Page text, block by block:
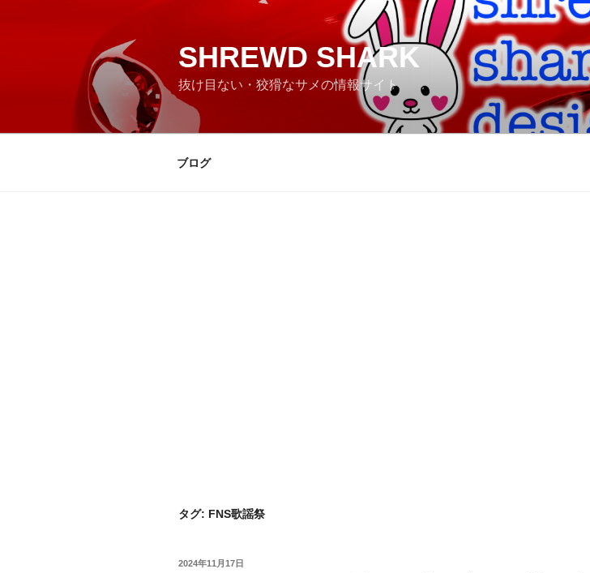
SHREWD SHARK
抜け目ない・狡猾なサメの情報サイト
ブログ
タグ: FNS歌謡祭
投
2024年11月17日